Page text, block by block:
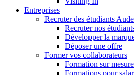
Entreprises
Recruter des étudiants
Recruter nos
Développer la
Déposer une offre
Former vos collaborateurs
Formation sur mesure
Formations pour